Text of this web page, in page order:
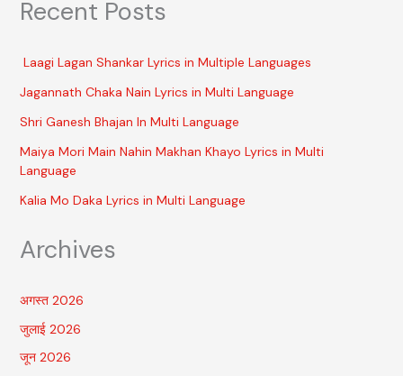
Recent Posts
Laagi Lagan Shankar Lyrics in Multiple Languages
Jagannath Chaka Nain Lyrics in Multi Language
Shri Ganesh Bhajan In Multi Language
Maiya Mori Main Nahin Makhan Khayo Lyrics in Multi
Language
Kalia Mo Daka Lyrics in Multi Language
Archives
अगस्त 2026
जुलाई 2026
जून 2026